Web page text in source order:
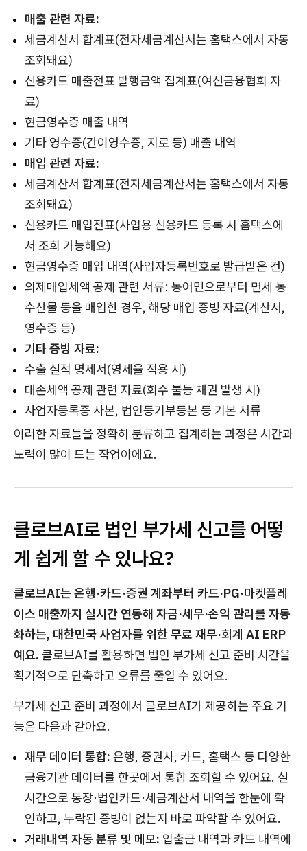
매출 관련 자료:
세금계산서 합계표(전자세금계산서는 홈택스에서 자동
조회돼요)
신용카드 매출전표 발행금액 집계표(여신금융협회 자
료)
현금영수증 매출 내역
기타 영수증(간이영수증, 지로 등) 매출 내역
매입 관련 자료:
세금계산서 합계표(전자세금계산서는 홈택스에서 자동
조회돼요)
신용카드 매입전표(사업용 신용카드 등록 시 홈택스에
서 조회 가능해요)
현금영수증 매입 내역(사업자등록번호로 발급받은 건)
의제매입세액 공제 관련 서류: 농어민으로부터 면세 농
수산물 등을 매입한 경우, 해당 매입 증빙 자료(계산서,
영수증 등)
기타 증빙 자료:
수출 실적 명세서(영세율 적용 시)
대손세액 공제 관련 자료(회수 불능 채권 발생 시)
사업자등록증 사본, 법인등기부등본 등 기본 서류
이러한 자료들을 정확히 분류하고 집계하는 과정은 시간과
노력이 많이 드는 작업이에요.
클로브AI로 법인 부가세 신고를 어떻
게 쉽게 할 수 있나요?
클로브AI는 은행·카드·증권 계좌부터 카드·PG·마켓플레
이스 매출까지 실시간 연동해 자금·세무·손익 관리를 자동
화하는, 대한민국 사업자를 위한 무료 재무·회계 AI ERP
예요. 클로브AI를 활용하면 법인 부가세 신고 준비 시간을
획기적으로 단축하고 오류를 줄일 수 있어요.
부가세 신고 준비 과정에서 클로브AI가 제공하는 주요 기
능은 다음과 같아요.
재무 데이터 통합: 은행, 증권사, 카드, 홈택스 등 다양한
금융기관 데이터를 한곳에서 통합 조회할 수 있어요. 실
시간으로 통장·법인카드·세금계산서 내역을 한눈에 확
인하고, 누락된 증빙이 없는지 바로 파악할 수 있어요.
거래내역 자동 분류 및 메모: 입출금 내역과 카드 내역에